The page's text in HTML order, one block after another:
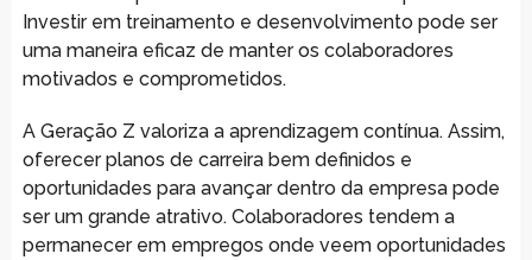
Investir em treinamento e desenvolvimento pode ser
uma maneira eficaz de manter os colaboradores
motivados e comprometidos.
A Geração Z valoriza a aprendizagem contínua. Assim,
oferecer planos de carreira bem definidos e
oportunidades para avançar dentro da empresa pode
ser um grande atrativo. Colaboradores tendem a
permanecer em empregos onde veem oportunidades